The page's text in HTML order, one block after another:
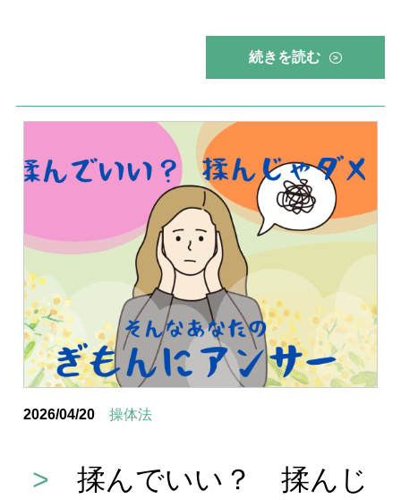
続きを読む >
2026/04/20 操体法
>
揉んでいい？ 揉んじ